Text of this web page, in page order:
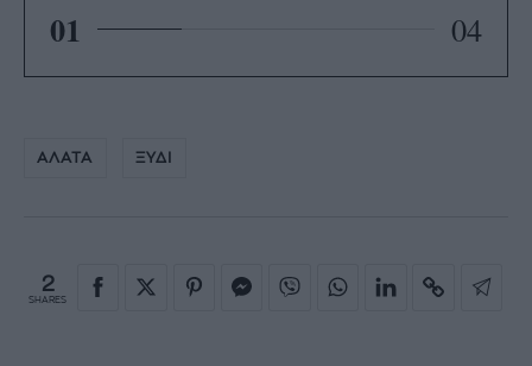
01 04
ΑΛΑΤΑ ΞΥΔΙ
2
SHARES